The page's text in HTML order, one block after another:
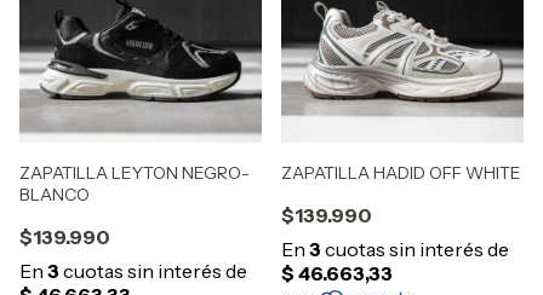
ZAPATILLA LEYTON NEGRO-
BLANCO
$139.990
ZAPATILLA HADID OFF WHITE
$139.990